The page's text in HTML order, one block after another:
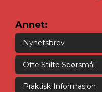
Annet:
Nyhetsbrev
Ofte Stilte Spørsmål
Praktisk Informasjon